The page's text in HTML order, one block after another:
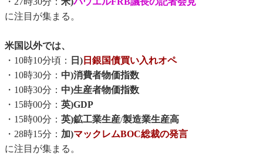
に注目が集まる。
米国以外では、
・10時10分頃：
日) 日銀国債買い入れオペ
・10時30分： 中)消費者物価指数
・10時30分： 中)生産者物価指数
・15時00分： 英)GDP
・15時00分： 英)鉱工業生産/製造業生産高
・28時15分： 加)マックレムBOC総裁の発言
に注目が集まる。